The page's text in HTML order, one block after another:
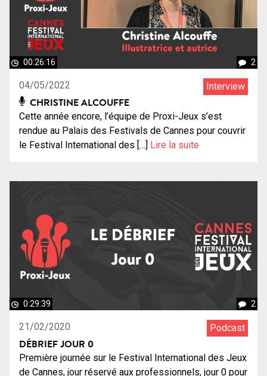
00:26:16 2
04/05/2022 Interview
CHRISTINE ALCOUFFE
Cette année encore, l’équipe de Proxi-Jeux s’est
rendue au Palais des Festivals de Cannes pour couvrir
le Festival International des […]
Lire la suite
0:29:39 2
21/02/2020 Podcast
DÉBRIEF JOUR 0
Première journée sur le Festival International des Jeux
de Cannes, jour réservé aux professionnels, jour 0 pour